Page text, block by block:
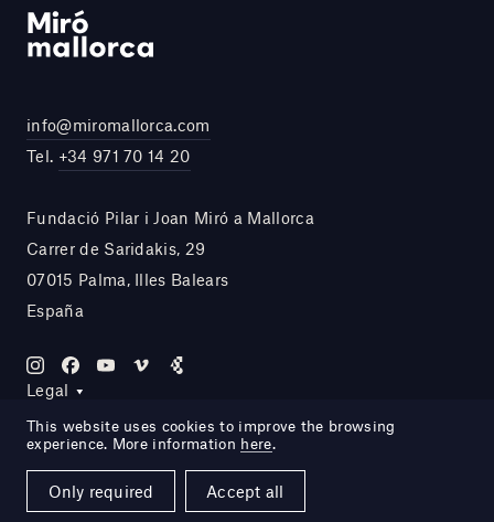
info@miromallorca.com
Tel. +34 971 70 14 20
Fundació Pilar i Joan Miró a Mallorca
Carrer de Saridakis, 29
07015 Palma, Illes Balears
España
Legal
Site by DOMO—A
This website uses cookies to improve the browsing
experience. More information here.
Only required Accept all